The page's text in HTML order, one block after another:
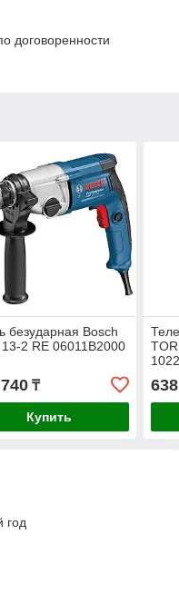
договоренности
безударная Bosch
2 RE 06011B2000
₸
Купить
год